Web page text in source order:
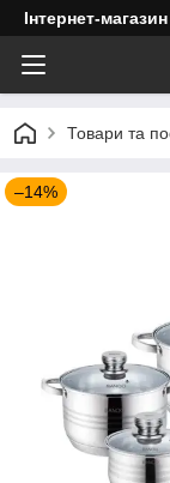
Інтернет-
Товари та
–14%